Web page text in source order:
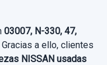
03007, N-330, 47,
Gracias a ello, clientes
NISSAN usadas